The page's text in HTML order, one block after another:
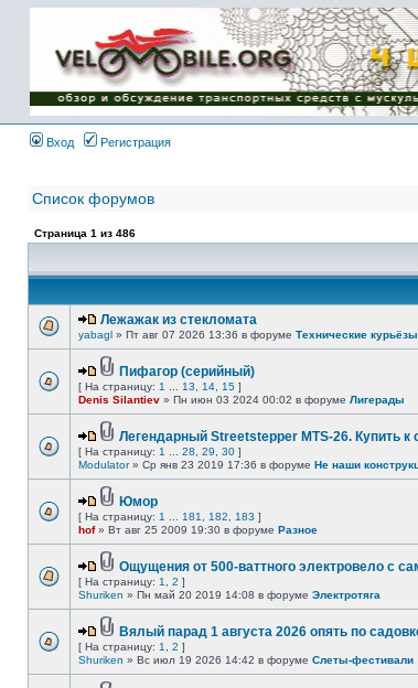
Имя пользователя:
Пароль:
{ LOG_ME_IN_SHORT
}
Вход Регистрация
Список форумов
Страница 1 из 486
Лежажак из стекломата
yabagl » Пт авг 07 2026 13:36 в форуме Технические
Пифагор (серийный)
[ На страницу: 1 13 14 15 ]
Denis Silantiev » Пн июн 03 2024 00:02 в форуме Лигерады
Легендарный Streetstepper MTS-26. Купить к
[ На страницу: 1 28 29 30 ]
Modulator» Ср янв 23 2019 17:36 в форуме Не наши
Юмор
[ На страницу: 1 181 182 183 ]
hof» Вт авг 25 2009 19:30 в форуме Разное
Ощущения от 500-ваттного электровело с
[ На страницу: 1 2 ]
Shuriken » Пн май 20 2019 14:08 в форуме Электротяга
Вялый парад 1 августа 2026 опять по
[ На страницу: 1 2 ]
Shuriken » Вс июл 19 2026 14:42 в форуме Слеты-фестивали